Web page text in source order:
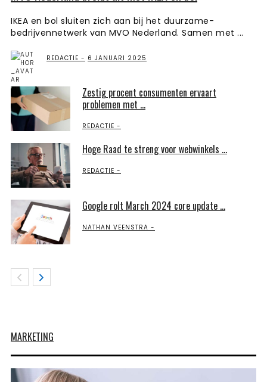
IKEA en bol sluiten zich aan bij het duurzame-
bedrijvennetwerk van MVO Nederland. Samen met ...
REDACTIE 6 JANUARI 2025
Zestig procent consumenten ervaart
problemen met ...
REDACTIE
Hoge Raad te streng voor webwinkels ...
REDACTIE
Google rolt March 2024 core update ...
NATHAN VEENSTRA
MARKETING